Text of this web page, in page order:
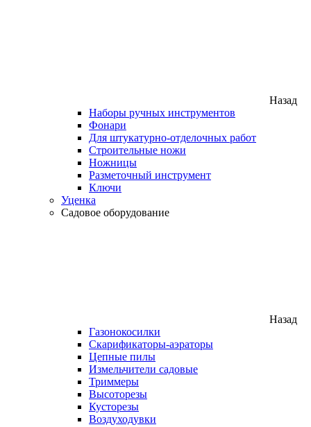
Назад
Наборы ручных инструментов
Фонари
Для штукатурно-отделочных работ
Строительные ножи
Ножницы
Разметочный инструмент
Ключи
Уценка
Садовое оборудование
Назад
Газонокосилки
Скарификаторы-аэраторы
Цепные пилы
Измельчители садовые
Триммеры
Высоторезы
Кусторезы
Воздуходувки